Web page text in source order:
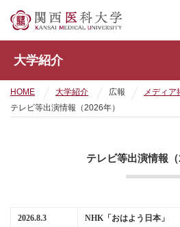
大学紹介
HOME 大学紹介 広報
メディア
テレビ等出演情報（2026年）
テレビ等出演情報（
2026.8.3 NHK「おはよう日本」